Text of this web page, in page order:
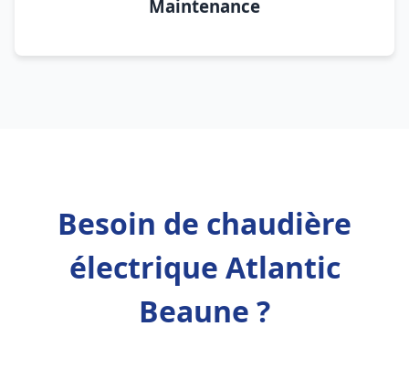
Maintenance
Besoin de chaudière
électrique Atlantic
Beaune ?